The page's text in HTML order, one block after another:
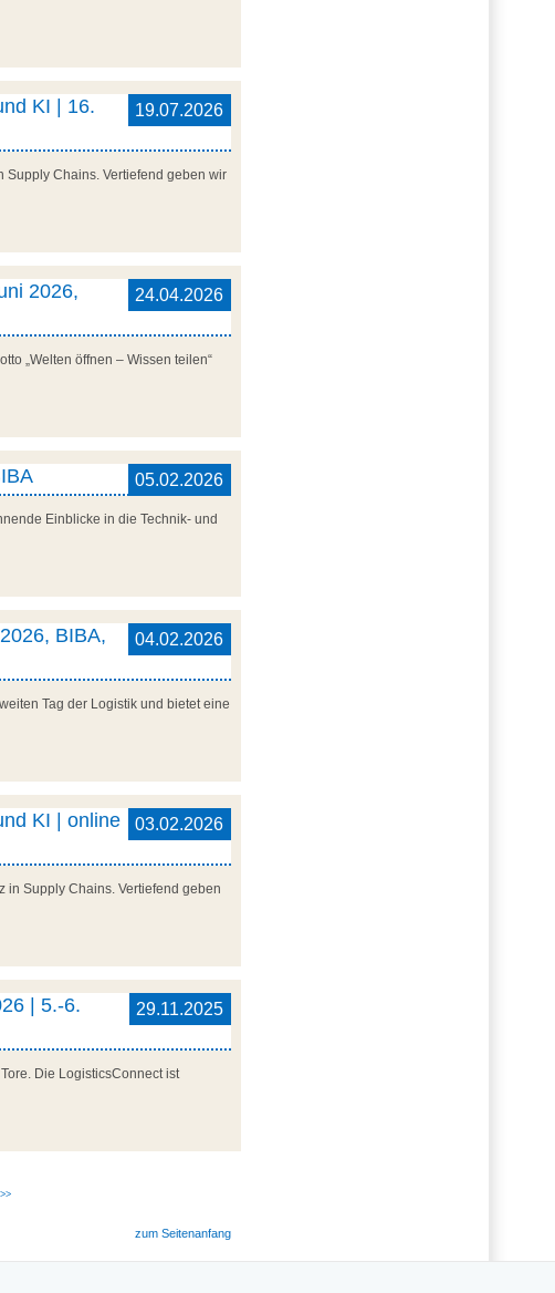
19.07.2026
KI | 16.
Supply Chains. Vertiefend geben wir
24.04.2026
2026,
„Welten öffnen – Wissen teilen“
05.02.2026
Einblicke in die Technik- und
04.02.2026
BIBA,
Tag der Logistik und bietet eine
03.02.2026
KI | online
in Supply Chains. Vertiefend geben
29.11.2025
| 5.-6.
Die LogisticsConnect ist
zum Seitenanfang